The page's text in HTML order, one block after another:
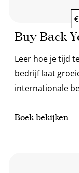
Buy Back
Leer hoe je tijd
bedrijf laat
internationale
Boek bekijken